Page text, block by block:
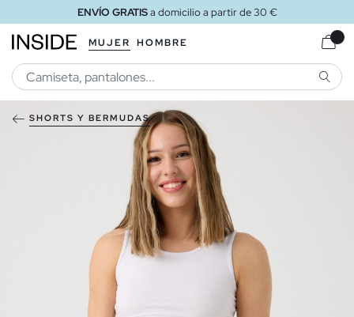
ENVÍO GRATISa domicilio a partir de 30 €
MUJER HOMBRE
SHORTS Y BERMUDAS